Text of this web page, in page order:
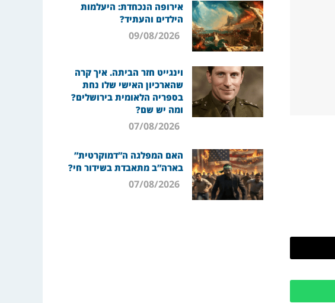
אירופה הנכחדת: היעלמות
הילדים והעתיד?
09/08/2026
וינגייט חזר הביתה. איך קרה
שהארכיון האישי שלו נחת
בספריה הלאומית בירושלים?
ומה יש שם?
07/08/2026
האם המפלגה ה”דמוקרטית”
בארה”ב מתאבדת בשידור חי?
07/08/2026